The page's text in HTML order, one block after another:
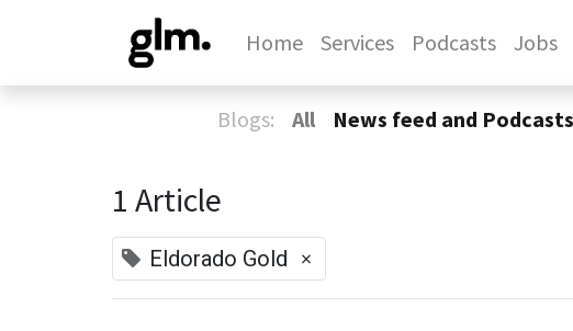
Home Services Podcasts Jobs
Blogs: All News feed and Podcasts
1 Article
Eldorado Gold ×